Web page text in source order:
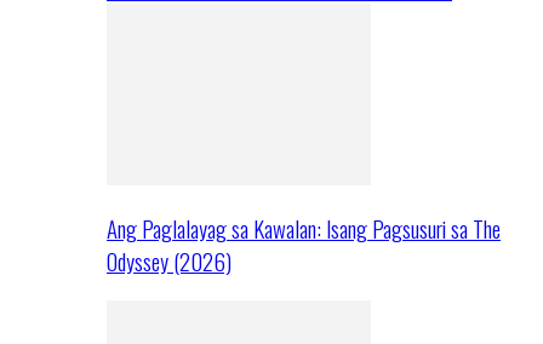
Ang Paglalayag sa Kawalan: Isang Pagsusuri sa The
Odyssey (2026)